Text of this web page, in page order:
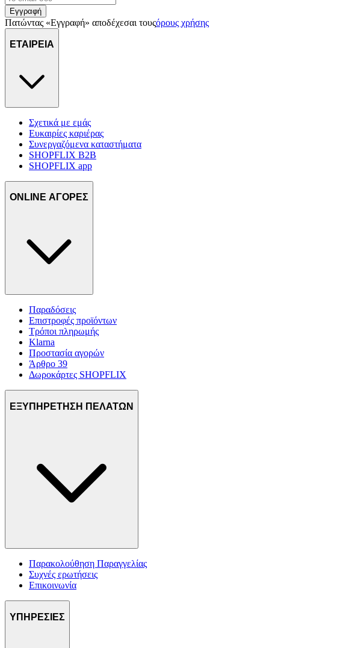
Εγγραφή
Πατώντας «Εγγραφή» αποδέχεσαι τουςόρους χρήσης
ΕΤΑΙΡΕΙΑ
Σχετικά με εμάς
Ευκαιρίες καριέρας
Συνεργαζόμενα καταστήματα
SHOPFLIX B2B
SHOPFLIX app
ONLINE ΑΓΟΡΕΣ
Παραδόσεις
Επιστροφές προϊόντων
Τρόποι πληρωμής
Klarna
Προστασία αγορών
Άρθρο 39
Δωροκάρτες SHOPFLIX
ΕΞΥΠΗΡΕΤΗΣΗ ΠΕΛΑΤΩΝ
Παρακολούθηση Παραγγελίας
Συχνές ερωτήσεις
Επικοινωνία
ΥΠΗΡΕΣΙΕΣ